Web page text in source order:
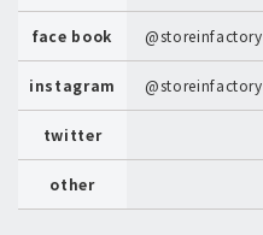
face book @storeinfactory
instagram @storeinfactory
twitter
other